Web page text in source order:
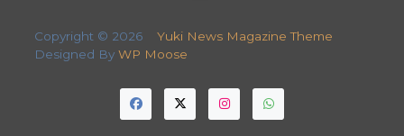
Copyright © 2026 Yuki News Magazine Theme
Designed By WP Moose